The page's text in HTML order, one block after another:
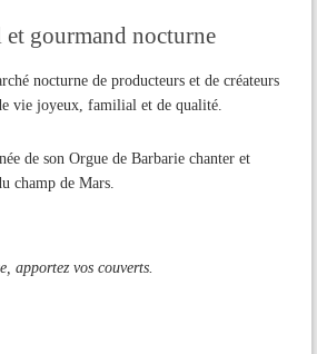
gourmand nocturne
nocturne de producteurs et de créateurs
vie joyeux, familial et de qualité.
de son Orgue de Barbarie chanter et
champ de Mars.
apportez vos couverts.